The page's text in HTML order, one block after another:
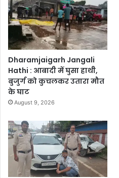
Dharamjaigarh Jangali
Hathi : आबादी में घुसा हाथी,
बुजुर्ग को कुचलकर उतारा मौत
के घाट
August 9, 2026